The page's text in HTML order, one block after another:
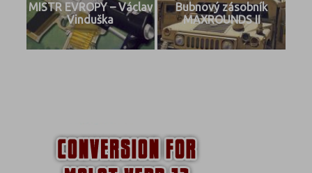
MISTR EVROPY – Václav
Vinduška
Bubnový zásobník
MAXROUNDS II